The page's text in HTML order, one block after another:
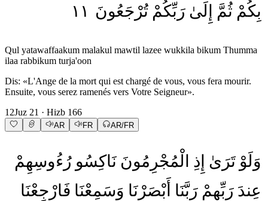
بِكُمْ ثُمَّ إِلَىٰ رَبِّكُمْ تُرْجَعُونَ ١١
Qul yatawaffaakum malakul mawtil lazee wukkila bikum Thumma
ilaa rabbikum turja'oon
Dis: «L'Ange de la mort qui est chargé de vous, vous fera mourir.
Ensuite, vous serez ramenés vers Votre Seigneur».
12Juz 21 · Hizb 166
AR FR AR/FR
وَلَوْ تَرَىٰ إِذِ الْمُجْرِمُونَ نَاكِسُو رُءُوسِهِمْ
عِندَ رَبِّهِمْ رَبَّنَا أَبْصَرْنَا وَسَمِعْنَا فَارْجِعْنَا